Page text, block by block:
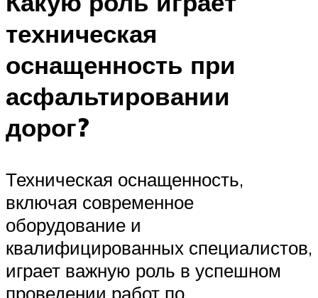
техническая
оснащенность при
асфальтировании
дорог?
Техническая оснащенность,
включая современное
оборудование и
квалифицированных специалистов,
играет важную роль в успешном
проведении работ по